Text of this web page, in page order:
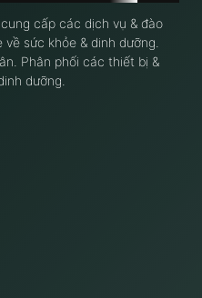
cấp các dịch vụ & đào
sức khỏe & dinh dưỡng.
Phân phối các thiết bị &
dưỡng.